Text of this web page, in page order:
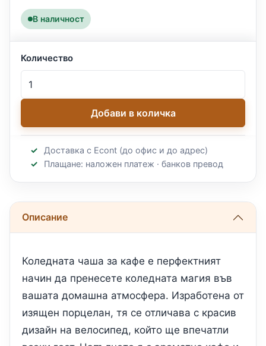
В наличност
Количество
Добави в количка
Доставка с Econt (до офис и до адрес)
Плащане: наложен платеж · банков превод
Описание
Коледната чаша за кафе е перфектният
начин да пренесете коледната магия във
вашата домашна атмосфера. Изработена от
изящен порцелан, тя се отличава с красив
дизайн на велосипед, който ще впечатли